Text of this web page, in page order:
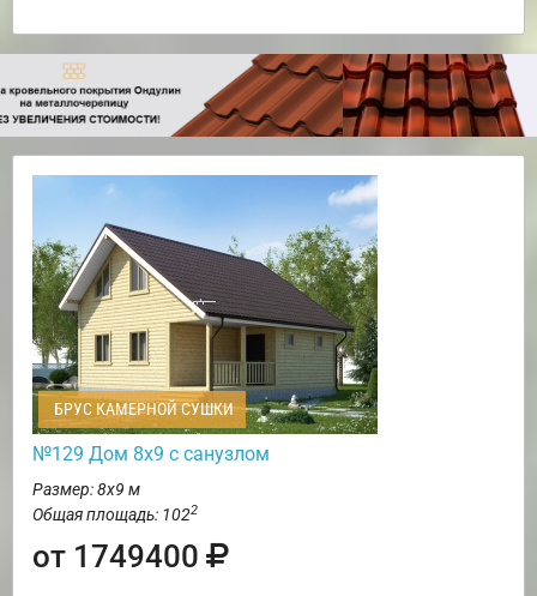
БРУС КАМЕРНОЙ СУШКИ
№129 Дом 8х9 с санузлом
Размер: 8х9 м
Общая площадь: 1022
от 1749400